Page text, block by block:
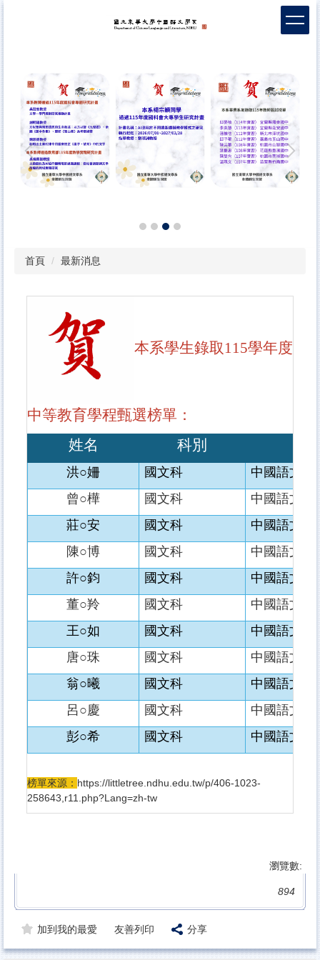
首頁 最新消息
本系學生錄取115學年度
中等教育學程甄選榜單：
姓名
科別
洪○姍 國文科
中國語文學
曾○樺
國文科
中國語文學
莊○安
國文科
中國語文學
陳○博
國文科
中國語文學
許○鈞
國文科
中國語文學
董○羚
國文科
中國語文學
王○如
國文科
中國語文學
唐○珠
國文科
中國語文學
翁○曦
國文科
中國語文學
呂○慶
國文科
中國語文學
彭○希
國文科 中國語文學
榜單來源： https://littletree.ndhu.edu.tw/p/406-1023-
258643,r11.php?Lang=zh-tw
瀏覽數:
894
加到我的最愛 友善列印 分享